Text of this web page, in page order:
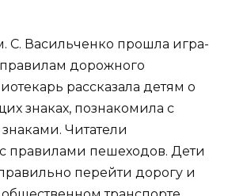
С. Васильченко прошла игра-
дорожного
рассказала детям о
знаках, познакомила с
Читатели
правилами пешеходов. Дети
перейти дорогу и